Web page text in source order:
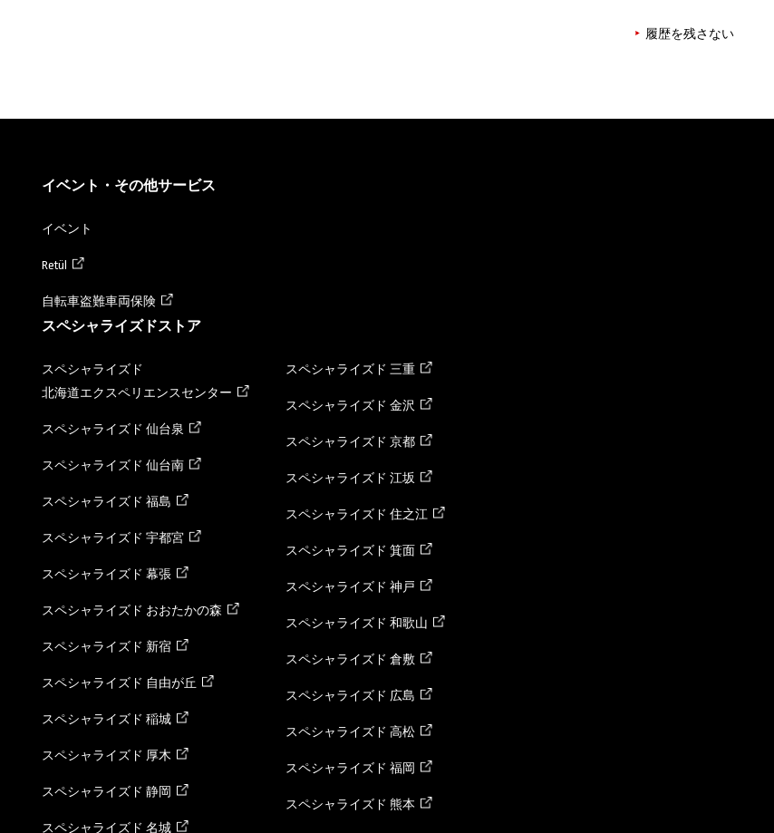
履歴を残さない
イベント・その他サービス
イベント
Retül
自転車盗難車両保険
スペシャライズドストア
スペシャライズド
北海道エクスペリエンスセンター
スペシャライズド 仙台泉
スペシャライズド 仙台南
スペシャライズド 福島
スペシャライズド 宇都宮
スペシャライズド 幕張
スペシャライズド おおたかの森
スペシャライズド 新宿
スペシャライズド 自由が丘
スペシャライズド 稲城
スペシャライズド 厚木
スペシャライズド 静岡
スペシャライズド 名城
スペシャライズド 三重
スペシャライズド 金沢
スペシャライズド 京都
スペシャライズド 江坂
スペシャライズド 住之江
スペシャライズド 箕面
スペシャライズド 神戸
スペシャライズド 和歌山
スペシャライズド 倉敷
スペシャライズド 広島
スペシャライズド 高松
スペシャライズド 福岡
スペシャライズド 熊本